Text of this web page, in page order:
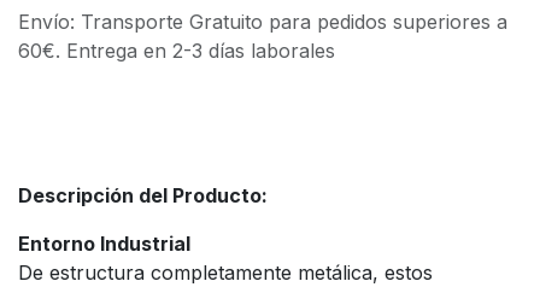
Envío: Transporte Gratuito para pedidos superiores a
60€. Entrega en 2-3 días laborales
Descripción del Producto:
Entorno Industrial
De estructura completamente metálica, estos